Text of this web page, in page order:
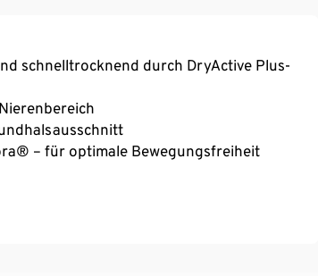
schnelltrocknend durch DryActive Plus-
– für optimale Bewegungsfreiheit
Innenseite